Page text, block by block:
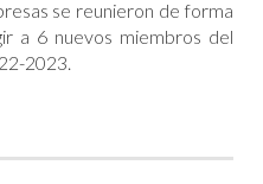
se reunieron de forma
a 6 nuevos miembros del
2023.